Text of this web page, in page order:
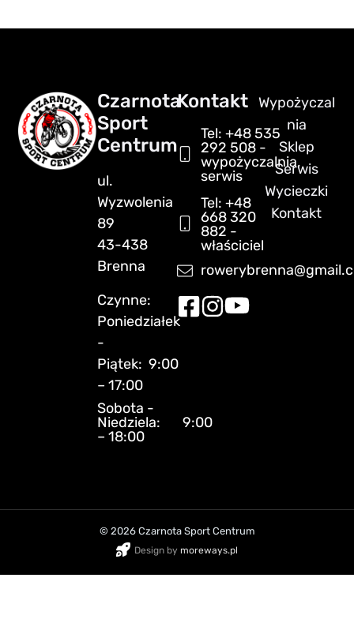
Czarnota
Sport
Centrum
ul.
Wyzwolenia
89
43-438
Brenna
Czynne:
Poniedziałek
-
Piątek: 9:00
– 17:00
Sobota -
Niedziela: 9:00
– 18:00
Kontakt
Tel: +48 535
292 508 -
wypożyczalnia,
serwis
Tel: +48
668 320
882 -
właściciel
Wypożyczal
nia
Sklep
Serwis
Wycieczki
Kontakt
© 2026 Czarnota Sport Centrum
Design by moreways.pl